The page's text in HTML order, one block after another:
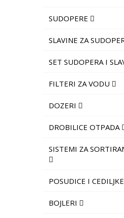
SUDOPERE
SLAVINE ZA
SET SUDOPERA I
FILTERI ZA VODU
DOZERI
DROBILICE OTPADA
SISTEMI ZA
POSUDICE I CEDILJKE
BOJLERI